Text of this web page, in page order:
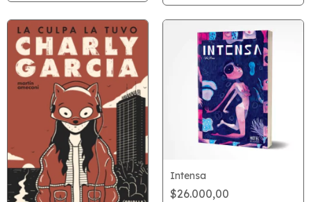
Intensa
$26.000,00